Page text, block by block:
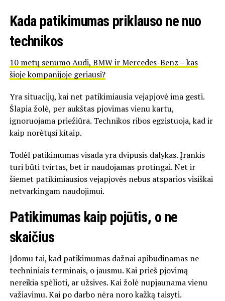
Kada patikimumas priklauso ne nuo
technikos
10 metų senumo Audi, BMW ir Mercedes-Benz – kas
šioje kompanijoje geriausi?
Yra situacijų, kai net patikimiausia vejapjovė ima gesti.
Šlapia žolė, per aukštas pjovimas vienu kartu,
ignoruojama priežiūra. Technikos ribos egzistuoja, kad ir
kaip norėtųsi kitaip.
Todėl patikimumas visada yra dvipusis dalykas. Įrankis
turi būti tvirtas, bet ir naudojamas protingai. Net ir
šiemet patikimiausios vejapjovės nebus atsparios visiškai
netvarkingam naudojimui.
Patikimumas kaip pojūtis, o ne
skaičius
Įdomu tai, kad patikimumas dažnai apibūdinamas ne
techniniais terminais, o jausmu. Kai prieš pjovimą
nereikia spėlioti, ar užsives. Kai žolė nupjaunama vienu
važiavimu. Kai po darbo nėra noro kažką taisyti.